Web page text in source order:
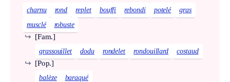
charnu rond replet bouffi rebondi potelé
gras
musclé
robuste
[Fam.]
↪
grassouillet dodu rondelet rondouillard costaud
[Pop.]
↪
balèze baraqué